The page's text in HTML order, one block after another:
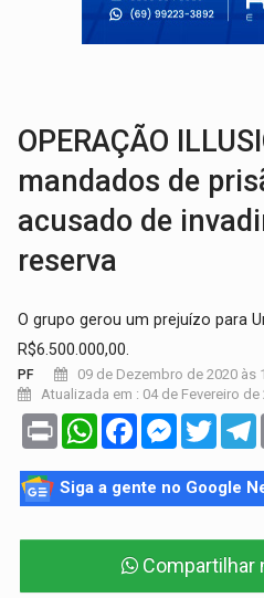
TRANSPORTE DE
OPERAÇÃO
mandados de
acusado de
reserva
O grupo gerou um prejuízo para
R$6.500.000,00.
PF
09 de Dezembro de 2020 às
Atualizada em : 04 de Fevereiro de
Print WhatsAppFacebookMessenger
Siga a gente no Google
Compartilhar